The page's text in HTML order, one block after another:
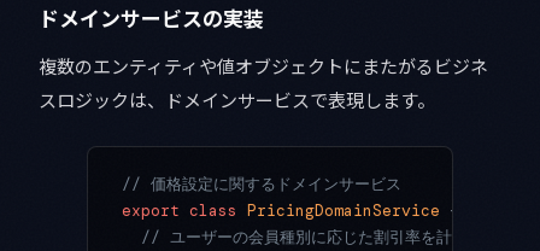
ドメインサービスの実装
複数のエンティティや値オブジェクトにまたがるビジネ
スロジックは、ドメインサービスで表現します。
// 価格設定に関するドメインサービス
export class PricingDomainService {
  // ユーザーの会員種別に応じた割引率を計算